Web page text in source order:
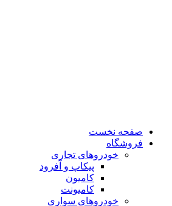
صفحه نخست
فروشگاه
خودروهای تجاری
پیکاپ و آفرود
کامیون
کامیونت
خودروهای سواری